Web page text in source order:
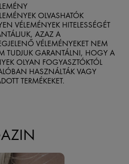
OLVASHATÓK
VÉLEMÉNYEK HITELESSÉGÉT
AZAZ A
VÉLEMÉNYEKET NEM
TUDJUK GARANTÁLNI, HOGY A
OLYAN FOGYASZTÓKTÓL
HASZNÁLTÁK VAGY
TERMÉKEKET.